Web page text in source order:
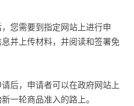
您需要到指定网站上进行申
并上传材料，并阅读和签署免
后，申请者可以在政府网站上
一轮商品准入的路上。